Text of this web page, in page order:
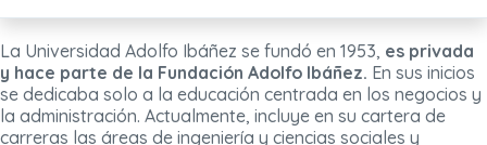
La Universidad Adolfo Ibáñez se fundó en 1953, es privada
y hace parte de la Fundación Adolfo Ibáñez. En sus inicios
se dedicaba solo a la educación centrada en los negocios y
la administración. Actualmente, incluye en su cartera de
carreras las áreas de ingeniería y ciencias sociales y